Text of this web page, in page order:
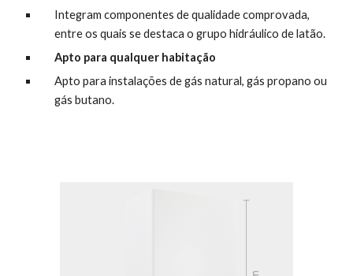
Integram componentes de qualidade comprovada,
entre os quais se destaca o grupo hidráulico de latão.
Apto para qualquer habitação
Apto para instalações de gás natural, gás propano ou
gás butano.